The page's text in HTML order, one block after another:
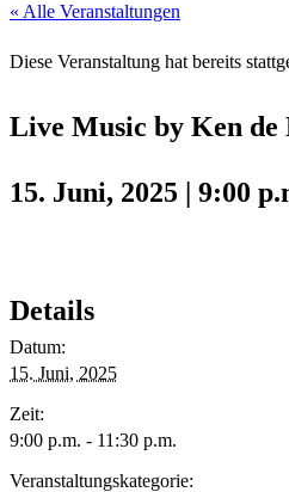
« Alle Veranstaltungen
Diese Veranstaltung hat bereits
Live Music by Ken de
15. Juni, 2025 | 9:00
Details
Datum:
15. Juni, 2025
Zeit:
9:00 p.m. - 11:30 p.m.
Veranstaltungskategorie: